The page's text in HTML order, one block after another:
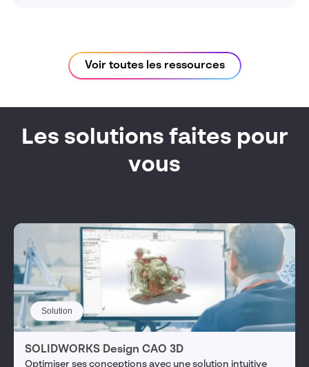
Voir toutes les ressources
Les solutions faites pour
vous
Solution
SOLIDWORKS Design CAO 3D
Optimiser ses conceptions avec une solution intuitive